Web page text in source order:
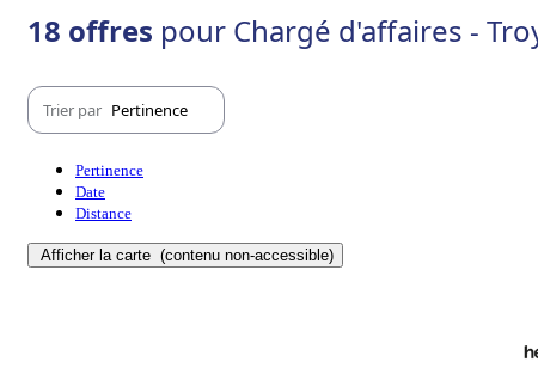
18 offres pour Chargé d'affaires -
Trier par Pertinence
Pertinence
Date
Distance
Afficher la carte (contenu non-accessible)